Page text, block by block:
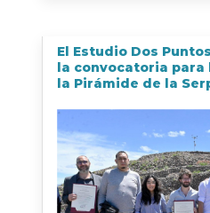
El Estudio Dos
la convocatoria
la Pirámide de la